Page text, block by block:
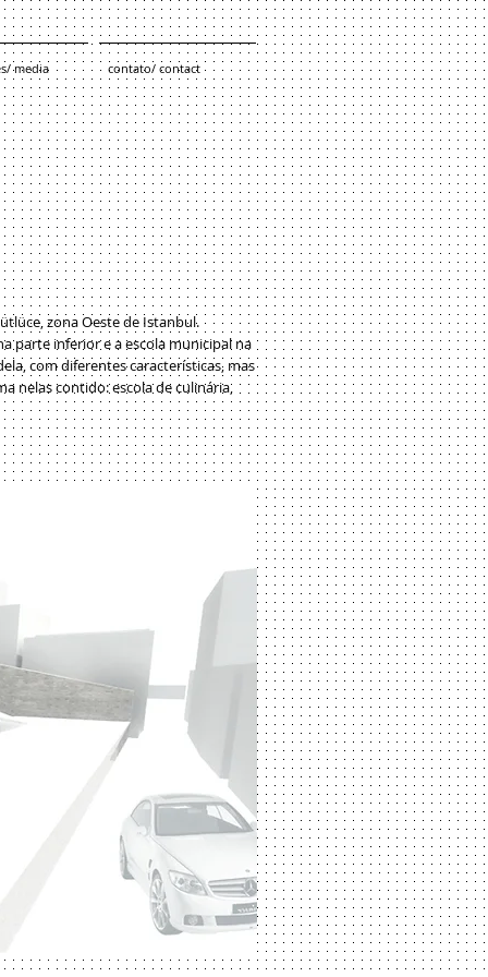
media contato/ contact
zona Oeste de Istanbul.
parte inferior e a escola municipal na
com diferentes características, mas
nelas contido: escola de culinária,